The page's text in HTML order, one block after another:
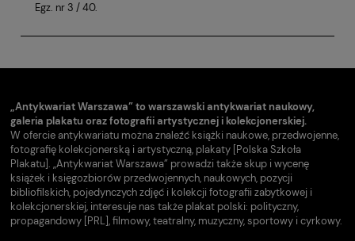
Egz. nr 3 / 40.
„Antykwariat Warszawa” to warszawski antykwariat naukowy,
galeria plakatu oraz fotografii artystycznej i kolekcjonerskiej.
W ofercie antykwariatu można znaleźć książki naukowe, przedwojenne,
fotografię kolekcjonerską i artystyczną, plakaty [Polska Szkoła
Plakatu]. „Antykwariat Warszawa” prowadzi także skup i wycenę
książek i księgozbiorów przedwojennych, naukowych, pozycji
bibliofilskich, pojedynczych zdjęć i kolekcji fotografii zabytkowej i
kolekcjonerskiej, interesuje nas także plakat polski: polityczny,
propagandowy [PRL], filmowy, teatralny, muzyczny, sportowy i cyrkowy.